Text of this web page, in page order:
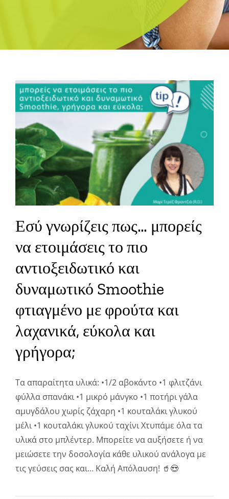
Εσύ γνωρίζεις πως… μπορείς
να ετοιμάσεις το πιο
αντιοξειδωτικό και
δυναμωτικό Smoothie
φτιαγμένο με φρούτα και
λαχανικά, εύκολα και
γρήγορα;
Τα απαραίτητα υλικά: •1/2 αβοκάντο •1 φλιτζάνι
φύλλα σπανάκι •1 μικρό μάνγκο •1 ποτήρι γάλα
αμυγδάλου χωρίς ζάχαρη •1 κουταλάκι γλυκού
μέλι •1 κουταλάκι γλυκού ταχίνι Χτυπάμε όλα τα
υλικά στο μπλέντερ. Μπορείτε να αυξήσετε ή να
μειώσετε την δοσολογία κάθε υλικού ανάλογα με
τις γεύσεις σας και… Καλή Απόλαυση! 🥤😍